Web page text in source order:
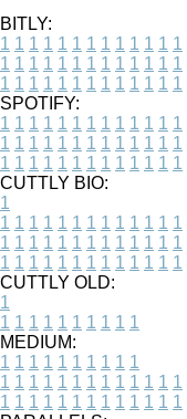
BITLY:
1 1 1 1 1 1 1 1 1 1 1 1 1
1 1 1 1 1 1 1 1 1 1 1 1 1
1 1 1 1 1 1 1 1 1 1 1 1 1
SPOTIFY:
1 1 1 1 1 1 1 1 1 1 1 1 1
1 1 1 1 1 1 1 1 1 1 1 1 1
1 1 1 1 1 1 1 1 1 1 1 1 1
CUTTLY BIO:
1
1 1 1 1 1 1 1 1 1 1 1 1 1
1 1 1 1 1 1 1 1 1 1 1 1 1
1 1 1 1 1 1 1 1 1 1 1 1 1
CUTTLY OLD:
1
1 1 1 1 1 1 1 1 1 1
MEDIUM:
1 1 1 1 1 1 1 1 1 1
1 1 1 1 1 1 1 1 1 1 1 1 1
1 1 1 1 1 1 1 1 1 1 1 1 1